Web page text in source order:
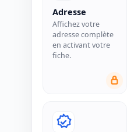
Adresse
Affichez votre
adresse complète
en activant votre
fiche.